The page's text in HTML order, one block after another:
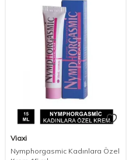
Viaxi
Nymphorgasmic Kadınlara Özel